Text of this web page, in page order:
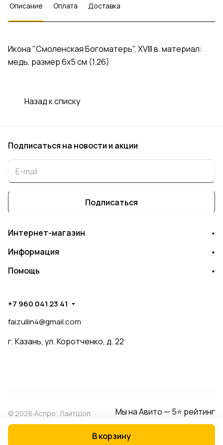
В корзину
Описание Оплата Доставка
Икона "Смоленская Богоматерь", XVIII в. материал:
медь, размер 6х5 см (1.26)
Назад к списку
Подписаться на новости и акции
Подписаться
Интернет-магазин
Информация
Помощь
+7 960 041 23 41
faizullin4@gmail.com
г. Казань, ул. Коротченко, д. 22
© 2026 Аспро: ЛайтШоп Мы на Авито — 5⭐ рейтинг
Оферта